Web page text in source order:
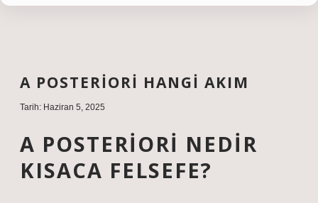
A POSTERIORI HANGI AKIM
Tarih: Haziran 5, 2025
A POSTERIORI NEDIR
KISACA FELSEFE?